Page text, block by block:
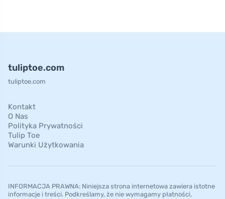
tuliptoe.com
tuliptoe.com
Kontakt
O Nas
Polityka Prywatności
Tulip Toe
Warunki Użytkowania
INFORMACJA PRAWNA: Niniejsza strona internetowa zawiera istotne
informacje i treści. Podkreślamy, że nie wymagamy płatności,